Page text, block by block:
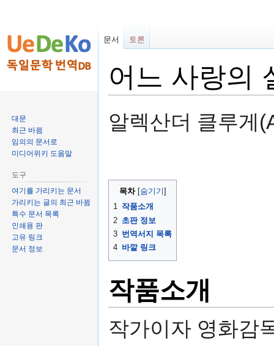
어느 사랑의
둘
러
가
검
색
기
알렉산더 클루게
목차
1 작품소개
2 초판 정보
3 번역서지 목록
4 바깥 링크
작품소개
작가이자 영화감
문서 토론
대문
최근 바뀜
임의의 문서로
미디어위키 도움말
도구
여기를 가리키는 문서
가리키는 글의 최근 바뀜
특수 문서 목록
인쇄용 판
고유 링크
문서 정보